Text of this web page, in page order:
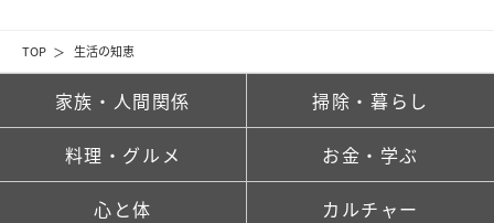
TOP 生活の知恵
家族・人間関係 掃除・暮らし
料理・グルメ お金・学ぶ
心と体 カルチャー